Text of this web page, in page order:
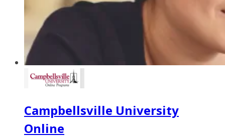
Campbellsville University
Online